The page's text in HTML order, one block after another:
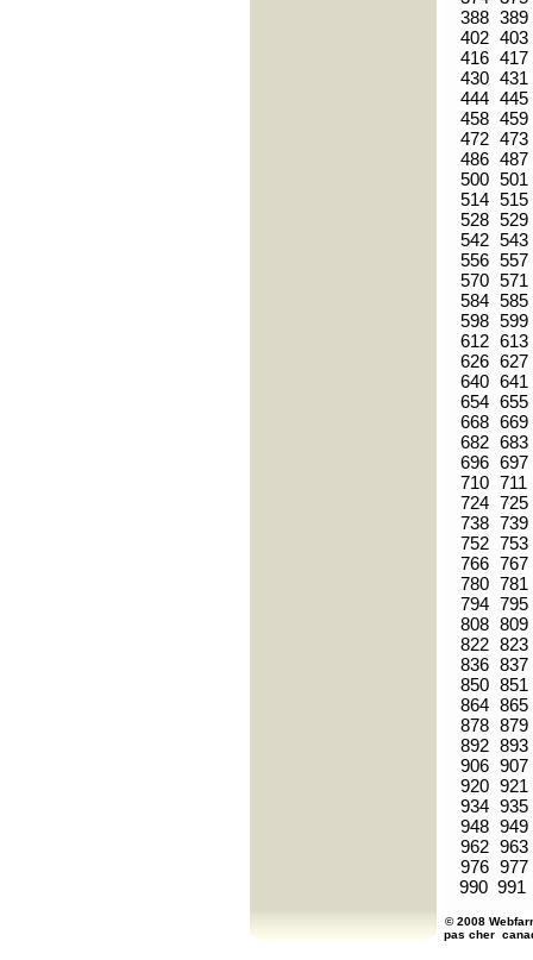
388 389
402 403
416 417
430 431
444 445
458 459
472 473
486 487
500 501
514 515
528 529
542 543
556 557
570 571
584 585
598 599
612 613
626 627
640 641
654 655
668 669
682 683
696 697
710 711
724 725
738 739
752 753
766 767
780 781
794 795
808 809
822 823
836 837
850 851
864 865
878 879
892 893
906 907
920 921
934 935
948 949
962 963
976 977
990 991
© 2008
pas cher